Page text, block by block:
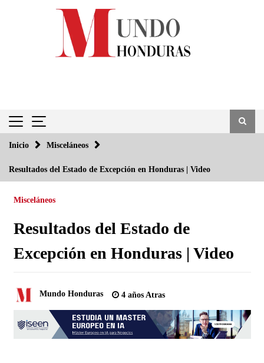
Inicio Misceláneos
Resultados del Estado de Excepción en Honduras | Video
Misceláneos
Resultados del Estado de
Excepción en Honduras | Video
Mundo Honduras 4 años Atras